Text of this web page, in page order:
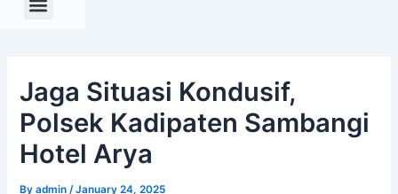
Jaga Situasi Kondusif,
Polsek Kadipaten Sambangi
Hotel Arya
Byadmin /January 24, 2025